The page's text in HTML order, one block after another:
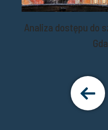
Analiza dostępu do
Pokaż
slajd